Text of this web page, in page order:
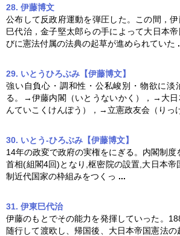
28. 伊藤博文
公布して反政府運動を弾圧した。この間，
巳代治，金子堅太郎らの手によって大日本
びに憲法付属の法典の起草が進められていた
29. いとうひろぶみ【伊藤博文】
強い自負心・調和性・公私峻別・物欲に淡
る。→伊藤内閣（いとうないかく），→ 大
んていこくけんぽう），→立憲政友会（りっ
30. いとう-ひろぶみ【伊藤博文】
14年の政変で政府の実権をにぎる。内閣制
首相(組閣4回)となり,枢密院の設置, 大日本帝
制近代国家の枠組みをつくっ ...
31. 伊東巳代治
伊藤のもとでその能力を発揮していった。
随行して渡欧し、帰国後、 大日本帝国憲法の